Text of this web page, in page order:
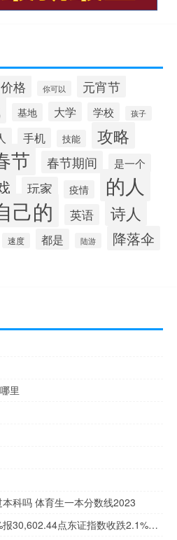
价格 你可以 元宵节
基地 大学 学校 孩子
手机 技能 攻略
节 春节期间 是一个
玩家 疫情 的人
己的 英语 诗人
速度 都是 陆游 降落伞
里
科吗 体育生一本分数线2023
日经225指数早盘收跌2.1%报30,602.44点东证指数收跌2.1%报30,602.44点